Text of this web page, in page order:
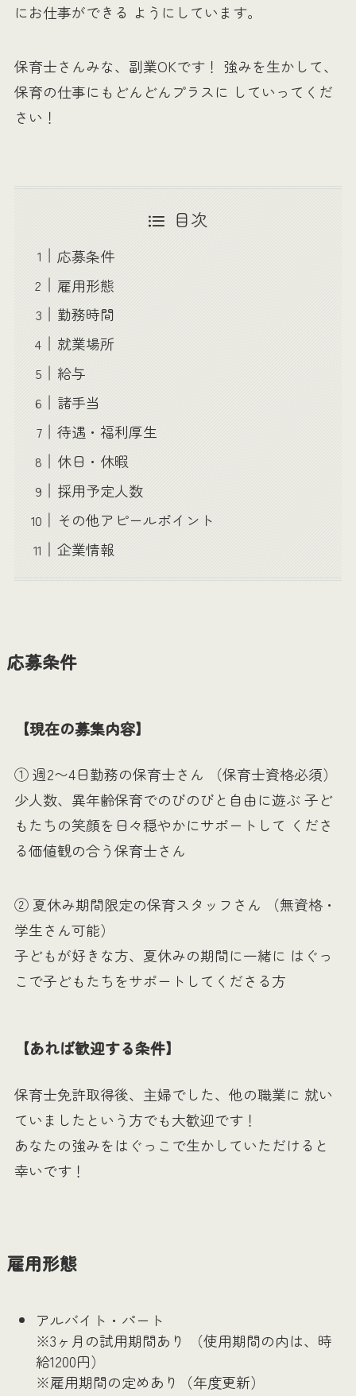
にお仕事ができる ようにしています。
保育士さんみな、副業OKです！ 強みを生かして、
保育の仕事にもどんどんプラスに していってくだ
さい！
目次
応募条件
雇用形態
勤務時間
就業場所
給与
諸手当
待遇・福利厚生
休日・休暇
採用予定人数
その他アピールポイント
企業情報
応募条件
【現在の募集内容】
① 週2〜4日勤務の保育士さん （保育士資格必須）
少人数、異年齢保育でのびのびと自由に遊ぶ 子ど
もたちの笑顔を日々穏やかにサポートして くださ
る価値観の合う保育士さん
② 夏休み期間限定の保育スタッフさん （無資格・
学生さん可能）
子どもが好きな方、夏休みの期間に一緒に はぐっ
こで子どもたちをサポートしてくださる方
【あれば歓迎する条件】
保育士免許取得後、主婦でした、他の職業に 就い
ていましたという方でも大歓迎です！
あなたの強みをはぐっこで生かしていただけると
幸いです！
雇用形態
アルバイト・パート
※3ヶ月の試用期間あり （使用期間の内は、時
給1200円）
※雇用期間の定めあり（年度更新）